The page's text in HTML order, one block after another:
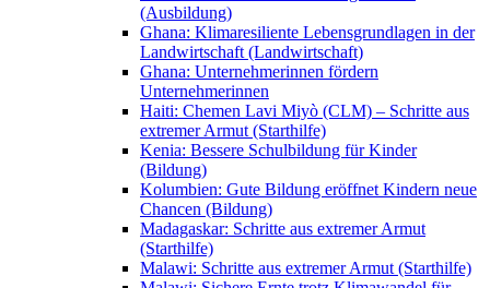
(Ausbildung)
Ghana: Klimaresiliente Lebensgrundlagen in der
Landwirtschaft (Landwirtschaft)
Ghana: Unternehmerinnen fördern
Unternehmerinnen
Haiti: Chemen Lavi Miyò (CLM) – Schritte aus
extremer Armut (Starthilfe)
Kenia: Bessere Schulbildung für Kinder
(Bildung)
Kolumbien: Gute Bildung eröffnet Kindern neue
Chancen (Bildung)
Madagaskar: Schritte aus extremer Armut
(Starthilfe)
Malawi: Schritte aus extremer Armut (Starthilfe)